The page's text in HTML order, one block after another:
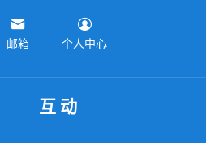
邮箱 个人中心
互动